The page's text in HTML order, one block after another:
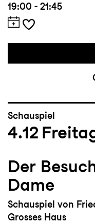
19:00 - 21:45
Schauspiel
4.12
Der
Dame
Schauspiel von
Grosses Haus